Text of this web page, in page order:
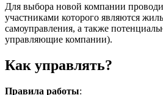
Для выбора новой компании
участниками которого являются
самоуправления, а также
управляющие компании).
Как управлять?
Правила работы: